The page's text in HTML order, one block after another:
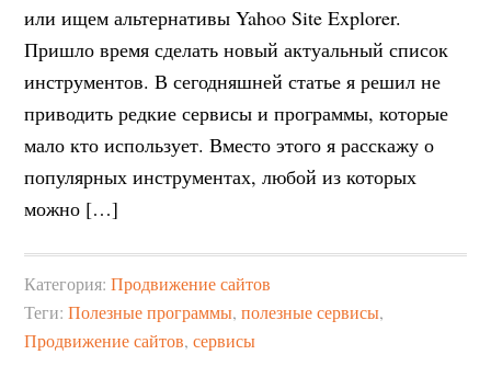
или ищем альтернативы Yahoo Site Explorer.
Пришло время сделать новый актуальный список
инструментов. В сегодняшней статье я решил не
приводить редкие сервисы и программы, которые
мало кто использует. Вместо этого я расскажу о
популярных инструментах, любой из которых
можно […]
Категория:Продвижение сайтов
Теги:Полезные программы,полезные сервисы,
Продвижение сайтов,сервисы